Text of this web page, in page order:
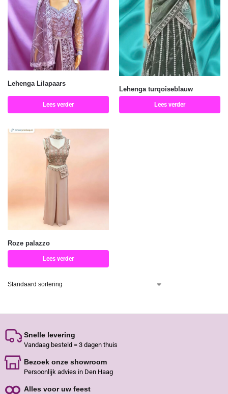
Lehenga Lilapaars
Lees verder
Lehenga turqoiseblauw
Lees verder
Roze palazzo
Lees verder
Snelle levering
Vandaag besteld = 3 dagen thuis
Bezoek onze showroom
Persoonlijk advies in Den Haag
Alles voor uw feest